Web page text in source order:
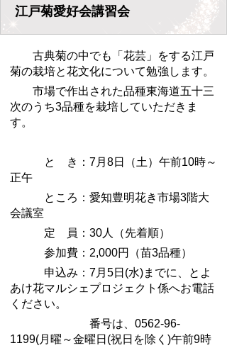
江戸菊愛好会講習会
古典菊の中でも「花芸」をする江戸
菊の栽培と花文化について勉強します。
市場で作出された品種東海道五十三
次のうち3品種を栽培していただきま
す。
と き： 7月 8日（土）午前10時～
正午
ところ：愛知豊明花き市場3階大
会議室
定 員： 30人（先着順）
参加費： 2,000円（苗3品種）
申込み：7月5日(水)までに、とよ
あけ花マルシェプロジェクト係へお電話
ください。
番号は、0562-96-
1199(月曜～金曜日(祝日を除く)午前9時